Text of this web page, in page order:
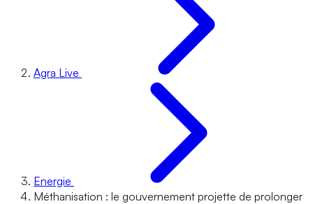
Agra Live
Energie
Méthanisation : le gouvernement projette de prolonger